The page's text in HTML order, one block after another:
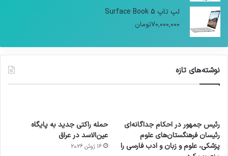
لپ تاپ Surface Book 5
70,000,000تومان
نوشته‌های تازه
رئیس جمهور در احکام جداگانه‌ای
رئیسان فرهنگستان‌های علوم
پزشکی، علوم و زبان و ادب فارسی را
حمله راکتی جدید به پایگاه
عین‌الاسد در عراق
16 ژوئن 2026